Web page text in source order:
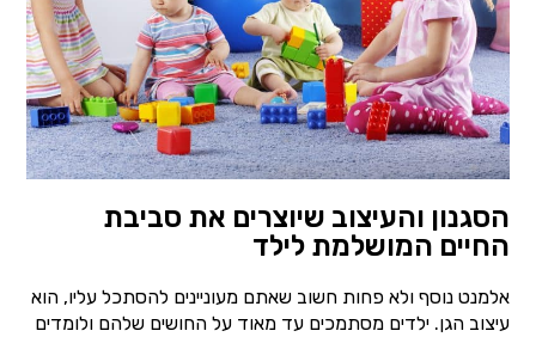
הסגנון והעיצוב שיוצרים את סביבת
החיים המושלמת לילד
אלמנט נוסף ולא פחות חשוב שאתם מעוניינים להסתכל עליו, הוא
עיצוב הגן. ילדים מסתמכים עד מאוד על החושים שלהם ולומדים